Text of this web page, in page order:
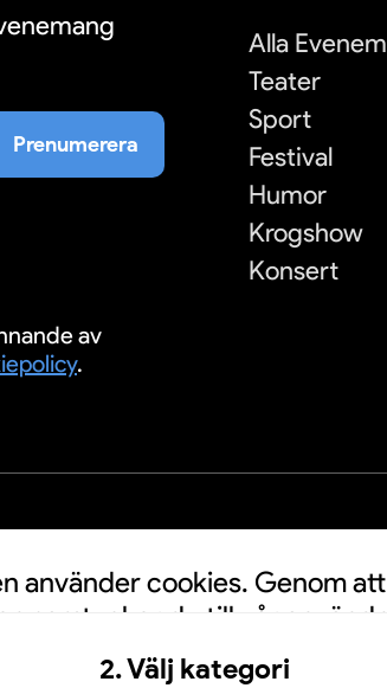
2. Välj kategori
Prenumerera
av
.
Alla
Teater
Sport
Festival
Humor
Krogshow
Konsert
använder cookies. Genom
samtycker du till vår
kan användas